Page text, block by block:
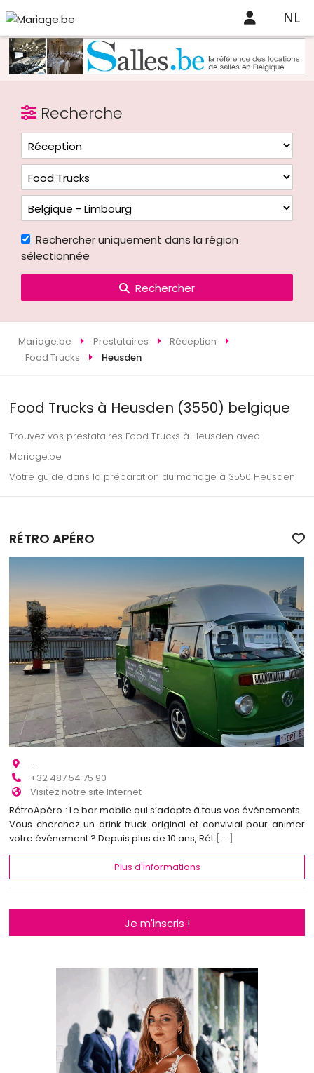
NL
Recherche
Rechercher uniquement dans la région
sélectionnée
Rechercher
Mariage.be Prestataires
Réception
Food Trucks
Heusden
Food Trucks à Heusden (3550) belgique
Trouvez vos prestataires Food Trucks à Heusden avec
Mariage.be
Votre guide dans la préparation du mariage à 3550 Heusden
RÉTRO APÉRO
-
+32 487 54 75 90
Visitez notre site Internet
RétroApéro : Le bar mobile qui s’adapte à tous vos événements
Vous cherchez un drink truck original et convivial pour animer
votre événement ? Depuis plus de 10 ans, Rét [...]
Plus d'informations
Je m'inscris !